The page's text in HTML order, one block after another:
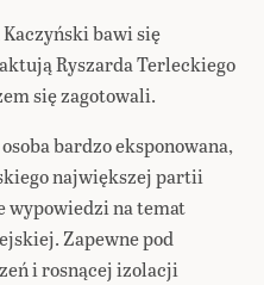
bawi się
Ryszarda Terleckiego
się zagotowali.
bardzo eksponowana,
największej partii
wypowiedzi na temat
Zapewne pod
i rosnącej izolacji